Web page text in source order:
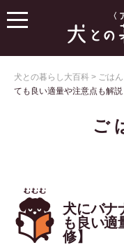
〈
犬との暮らし大百科 > ごは
ても良い適量や注意点も解説
ご
犬にバナ
も良い適
修】